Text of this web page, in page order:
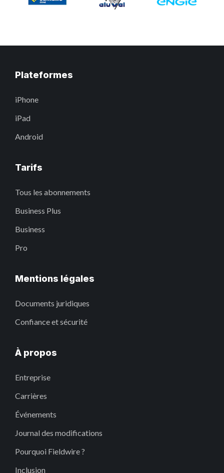
Plateformes
iPhone
iPad
Android
Tarifs
Tous les abonnements
Business Plus
Business
Pro
Mentions légales
Documents juridiques
Confiance et sécurité
À propos
Entreprise
Carrières
Événements
Journal des modifications
Pourquoi Fieldwire ?
Inclusion